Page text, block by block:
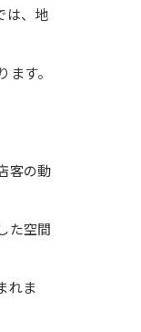
は、地
す。
客の動
た空間
れま